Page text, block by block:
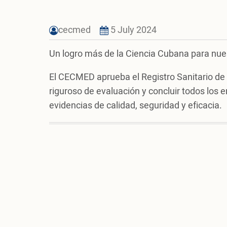
cecmed
5 July 2024
Un logro más de la Ciencia Cubana para
El CECMED aprueba el Registro Sanitario
riguroso de evaluación y concluir todos los
evidencias de calidad, seguridad y eficacia.